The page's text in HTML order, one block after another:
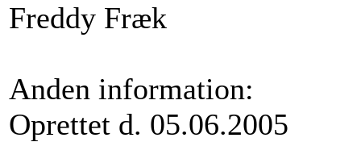
Freddy Fræk
Anden information:
Oprettet d. 05.06.2005